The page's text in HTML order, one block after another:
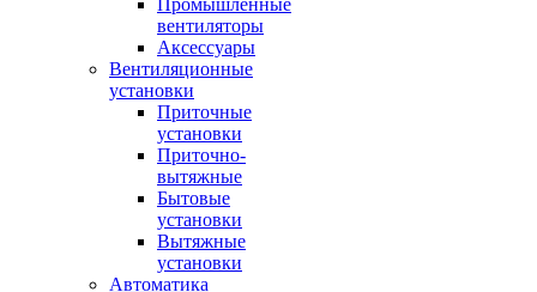
Промышленные
вентиляторы
Аксессуары
Вентиляционные
установки
Приточные
установки
Приточно-
вытяжные
Бытовые
установки
Вытяжные
установки
Автоматика